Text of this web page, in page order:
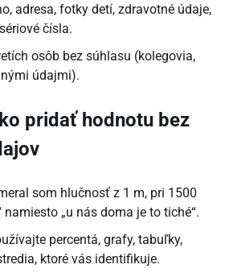
adresa, fotky detí, zdravotné údaje,
čísla.
osôb bez súhlasu (kolegovia,
údajmi).
pridať hodnotu bez
som hlučnosť z 1 m, pri 1500
namiesto „u nás doma je to tiché“.
percentá, grafy, tabuľky,
ktoré vás identifikuje.